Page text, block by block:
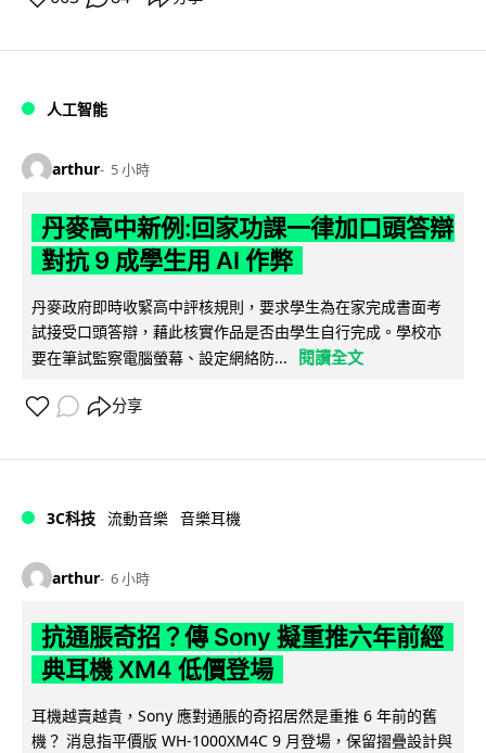
人工智能
arthur 5 小時
丹麥高中新例:回家功課一律加口頭答辯
對抗 9 成學生用 AI 作弊
丹麥政府即時收緊高中評核規則，要求學生為在家完成書面考
試接受口頭答辯，藉此核實作品是否由學生自行完成。學校亦
要在筆試監察電腦螢幕、設定網絡防...
閱讀全文
分享
3C科技 流動音樂 音樂耳機
arthur 6 小時
抗通脹奇招？傳 Sony 擬重推六年前經
典耳機 XM4 低價登場
耳機越賣越貴，Sony 應對通脹的奇招居然是重推 6 年前的舊
機？ 消息指平價版 WH-1000XM4C 9 月登場，保留摺疊設計與